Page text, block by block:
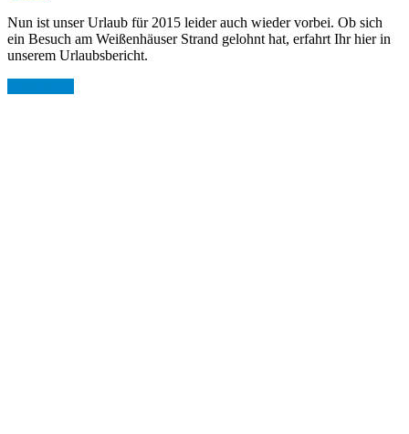
Nun ist unser Urlaub für 2015 leider auch wieder vorbei. Ob sich
ein Besuch am Weißenhäuser Strand gelohnt hat, erfahrt Ihr hier in
unserem Urlaubsbericht.